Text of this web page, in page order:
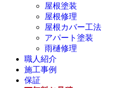
屋根塗装
屋根修理
屋根カバー工法
アパート塗装
雨樋修理
職人紹介
施工事例
保証